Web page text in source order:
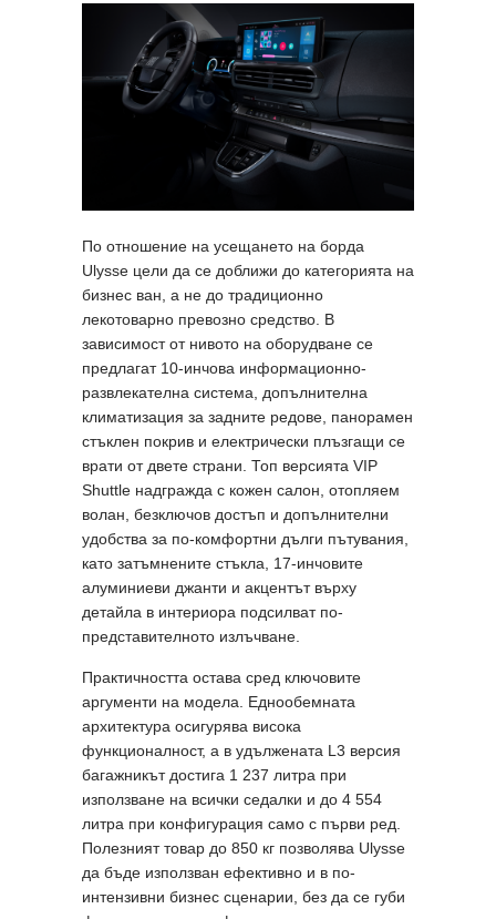
По отношение на усещането на борда
Ulysse цели да се доближи до категорията на
бизнес ван, а не до традиционно
лекотоварно превозно средство. В
зависимост от нивото на оборудване се
предлагат 10-инчова информационно-
развлекателна система, допълнителна
климатизация за задните редове, панорамен
стъклен покрив и електрически плъзгащи се
врати от двете страни. Топ версията VIP
Shuttle надгражда с кожен салон, отопляем
волан, безключов достъп и допълнителни
удобства за по-комфортни дълги пътувания,
като затъмнените стъкла, 17-инчовите
алуминиеви джанти и акцентът върху
детайла в интериора подсилват по-
представителното излъчване.
Практичността остава сред ключовите
аргументи на модела. Еднообемната
архитектура осигурява висока
функционалност, а в удължената L3 версия
багажникът достига 1 237 литра при
използване на всички седалки и до 4 554
литра при конфигурация само с първи ред.
Полезният товар до 850 кг позволява Ulysse
да бъде използван ефективно и в по-
интензивни бизнес сценарии, без да се губи